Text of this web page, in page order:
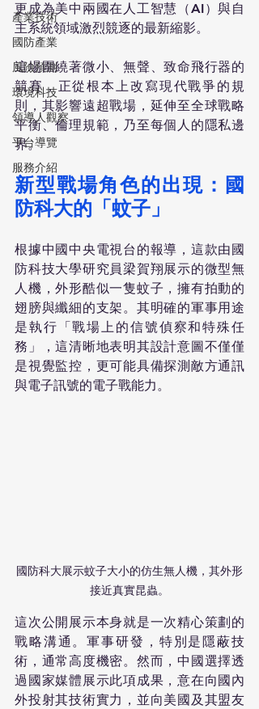
產業技術
國防產業
風險預測
環境科技
領導人觀察
平台導覽
服務介紹
更成為美中兩國在人工智慧（AI）與自
主系統領域激烈競逐的最新縮影。
這場圍繞著微小、無聲、致命飛行器的
競賽，正從根本上改寫現代戰爭的規
則，其影響遠超戰場，延伸至全球戰略
平衡、倫理規範，乃至每個人的隱私邊
界。
新型戰場角色的出現：國
防科大的「蚊子」
根據中國中央電視台的報導，這款由國
防科技大學研究員梁賀翔展示的微型無
人機，外形酷似一隻蚊子，擁有拍動的
翅膀與纖細的支架。其明確的軍事用途
是執行「戰場上的信號偵察和特殊任
務」，這清晰地表明其設計意圖不僅僅
是視覺監控，更可能具備探測敵方通訊
與電子訊號的電子戰能力。
國防科大展示蚊子大小的仿生無人機，其外形
接近真實昆蟲。
這次公開展示本身就是一次精心策劃的
戰略溝通。軍事研發，特別是隱蔽技
術，通常高度機密。然而，中國選擇透
過國家媒體展示此項成果，意在向國內
外投射其技術實力，並向美國及其盟友